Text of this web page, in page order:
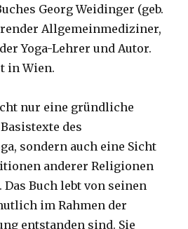
Georg Weidinger (geb.
Allgemeinmediziner,
Yoga-Lehrer und Autor.
in Wien.
nur eine gründliche
des
sondern auch eine Sicht
anderer Religionen
Buch lebt von seinen
im Rahmen der
entstanden sind. Sie